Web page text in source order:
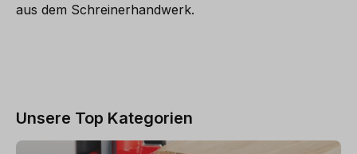
aus dem Schreinerhandwerk.
Unsere Top Kategorien